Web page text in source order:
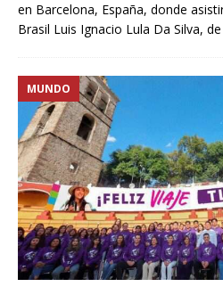
en Barcelona, España, donde
Brasil Luis Ignacio Lula Da Silva,
MUNDO